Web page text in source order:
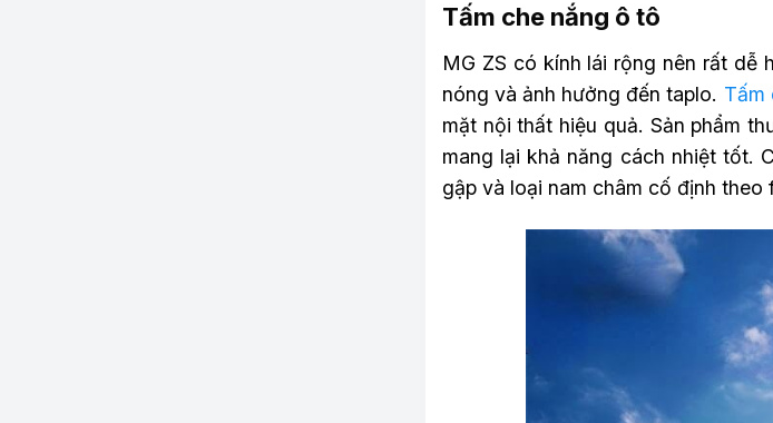
Tấm che nắng ô tô
MG ZS có kính lái rộng nên rất dễ
nóng và ảnh hưởng đến taplo. Tấm
mặt nội thất hiệu quả. Sản phẩm
mang lại khả năng cách nhiệt tốt.
gập và loại nam châm cố định theo